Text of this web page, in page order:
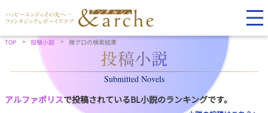
TOP 投稿小説 微グロの検索結果
Submitted Novels
アルファポリスで投稿されているBL小説のランキングです。